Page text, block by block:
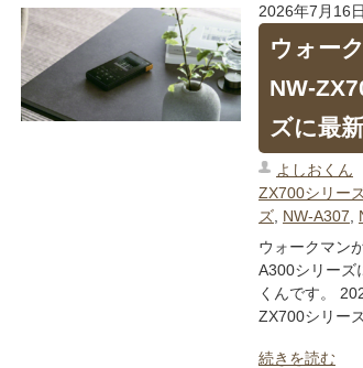
2026年7月16日
ウォー
NW-
ズに最
よしおくん
ZX700シリー
ズ, NW-A307
ウォークマン
A300シリーズ
くんです。
ZX700シリー
続きを読む